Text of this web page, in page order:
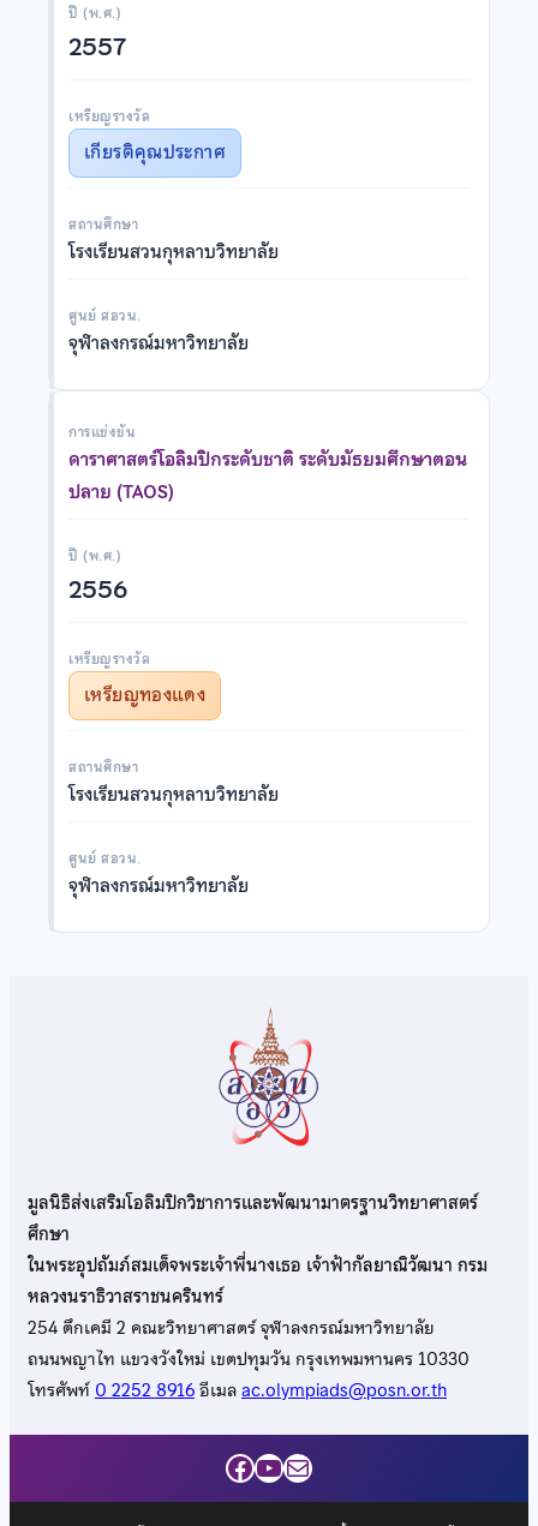
ปี (พ.ศ.)
2557
เหรียญรางวัล
เกียรติคุณประกาศ
สถานศึกษา
โรงเรียนสวนกุหลาบวิทยาลัย
ศูนย์ สอวน.
จุฬาลงกรณ์มหาวิทยาลัย
การแข่งขัน
ดาราศาสตร์โอลิมปิกระดับชาติ ระดับมัธยมศึกษาตอน
ปลาย (TAOS)
ปี (พ.ศ.)
2556
เหรียญรางวัล
เหรียญทองแดง
สถานศึกษา
โรงเรียนสวนกุหลาบวิทยาลัย
ศูนย์ สอวน.
จุฬาลงกรณ์มหาวิทยาลัย
มูลนิธิส่งเสริมโอลิมปิกวิชาการและพัฒนามาตรฐานวิทยาศาสตร์
ศึกษา
ในพระอุปถัมภ์สมเด็จพระเจ้าพี่นางเธอ เจ้าฟ้ากัลยาณิวัฒนา กรม
หลวงนราธิวาสราชนครินทร์
254 ตึกเคมี 2 คณะวิทยาศาสตร์ จุฬาลงกรณ์มหาวิทยาลัย
ถนนพญาไท แขวงวังใหม่ เขตปทุมวัน กรุงเทพมหานคร 10330
โทรศัพท์0 2252 8916อีเมลac.olympiads@posn.or.th
Facebook
YouTube
Mail